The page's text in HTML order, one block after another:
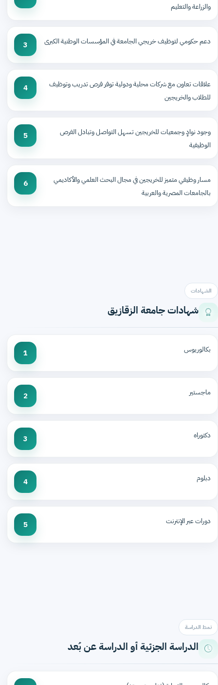
والزراعة والتعليم
دعم حكومي لتوظيف خريجي الجامعة في المؤسسات الوطنية الكبرى 3
علاقات تعاون مع شركات محلية ودولية توفر فرص تدريب وتوظيف
للطلاب والخريجين
4
وجود نوادٍ وجمعيات للخريجين تسهل التواصل وتبادل الفرص
الوظيفية
5
مسار وظيفي متميز للخريجين في مجال البحث العلمي والأكاديمي
بالجامعات المصرية والعربية
6
الشهادات
شهادات جامعة الزقازيق
بكالوريوس 1
ماجستير 2
دكتوراه 3
دبلوم 4
دورات عبر الإنترنت 5
نمط الدراسة
الدراسة الجزئية أو الدراسة عن بُعد